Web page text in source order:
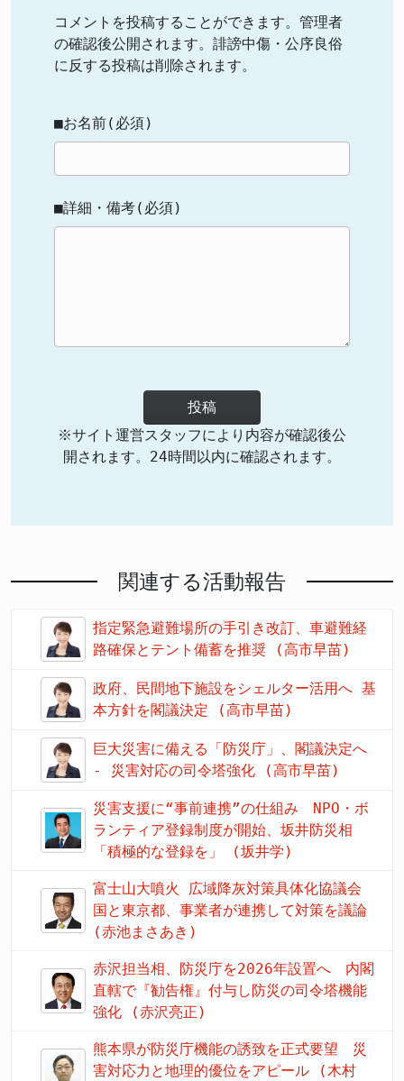
コメントを投稿することができます。管理者
の確認後公開されます。誹謗中傷・公序良俗
に反する投稿は削除されます。
■お名前(必須)
■詳細・備考(必須)
投稿
※サイト運営スタッフにより内容が確認後公
開されます。24時間以内に確認されます。
関連する活動報告
指定緊急避難場所の手引き改訂、車避難経
路確保とテント備蓄を推奨 (高市早苗)
政府、民間地下施設をシェルター活用へ 基
本方針を閣議決定 (高市早苗)
巨大災害に備える「防災庁」、閣議決定へ
- 災害対応の司令塔強化 (高市早苗)
災害支援に“事前連携”の仕組み NPO・ボ
ランティア登録制度が開始、坂井防災相
「積極的な登録を」 (坂井学)
富士山大噴火 広域降灰対策具体化協議会
国と東京都、事業者が連携して対策を議論
(赤池まさあき)
赤沢担当相、防災庁を2026年設置へ 内閣
直轄で『勧告権』付与し防災の司令塔機能
強化 (赤沢亮正)
熊本県が防災庁機能の誘致を正式要望 災
害対応力と地理的優位をアピール (木村